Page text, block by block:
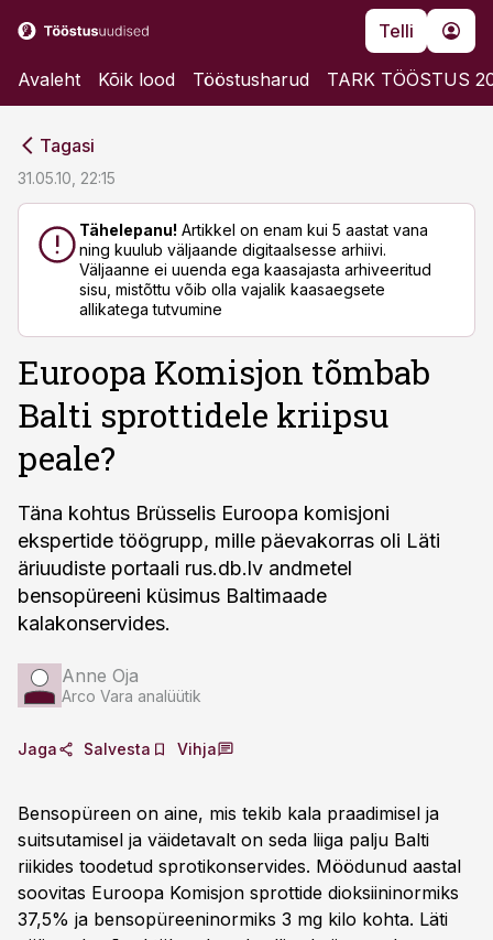
Telli
Avaleht Kõik lood Tööstusharud TARK TÖÖSTUS
Tagasi
31.05.10, 22:15
Tähelepanu! Artikkel on enam kui 5 aastat vana
ning kuulub väljaande digitaalsesse arhiivi.
Väljaanne ei uuenda ega kaasajasta arhiveeritud
sisu, mistõttu võib olla vajalik kaasaegsete
allikatega tutvumine
Euroopa Komisjon tõmbab
Balti sprottidele kriipsu
peale?
Täna kohtus Brüsselis Euroopa komisjoni
ekspertide töögrupp, mille päevakorras oli Läti
äriuudiste portaali rus.db.lv andmetel
bensopüreeni küsimus Baltimaade
kalakonservides.
Anne Oja
Arco Vara analüütik
Jaga Salvesta Vihja
Bensopüreen on aine, mis tekib kala praadimisel ja
suitsutamisel ja väidetavalt on seda liiga palju Balti
riikides toodetud sprotikonservides. Möödunud aastal
soovitas Euroopa Komisjon sprottide dioksiininormiks
37,5% ja bensopüreeninormiks 3 mg kilo kohta. Läti